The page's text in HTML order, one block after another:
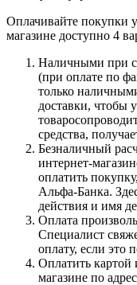
Оплачивайте покупки
магазине доступно 4
Наличными при
(при оплате по
только
доставки, чтобы
средства,
Безналичный
интернет-
оплатить
Альфа-Банка.
действия и имя
Оплата
Специалист
оплату, если это
Оплатить картой
магазине по